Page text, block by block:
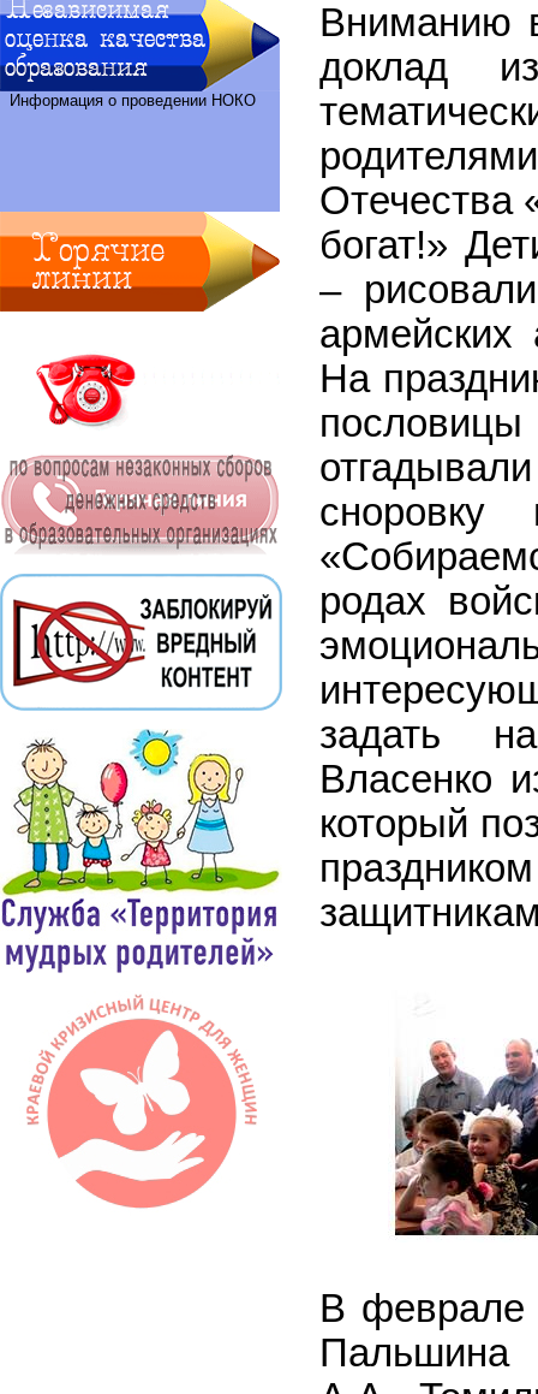
Информация о проведении НОКО
Вниманию
доклад
Отечества
богат!»
–
армейских
На
родах
задать
Власенко
который
В феврале
Пальшина